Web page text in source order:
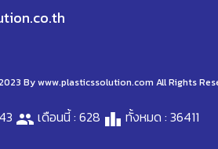
By www.plasticssolution.com All Rights
people เดือนนี้ : 628 leaderboard ทั้งหมด : 36411